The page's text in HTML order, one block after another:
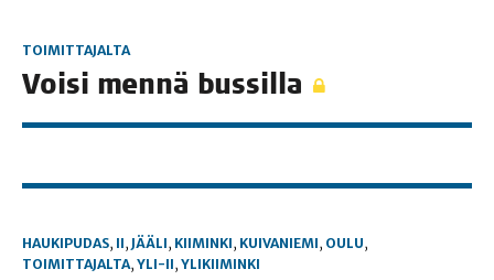
TOIMITTAJALTA
Voi­si men­nä bussilla
HAUKIPUDAS, II, JÄÄLI, KIIMINKI, KUIVANIEMI, OULU,
TOIMITTAJALTA, YLI-II, YLIKIIMINKI